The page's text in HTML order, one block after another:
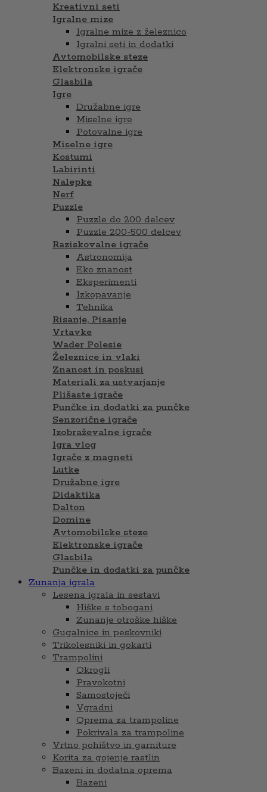
Kreativni seti
Igralne mize
Igralne mize z železnico
Igralni seti in dodatki
Avtomobilske steze
Elektronske igrače
Glasbila
Igre
Družabne igre
Miselne igre
Potovalne igre
Miselne igre
Kostumi
Labirinti
Nalepke
Nerf
Puzzle
Puzzle do 200 delcev
Puzzle 200-500 delcev
Raziskovalne igrače
Astronomija
Eko znanost
Eksperimenti
Izkopavanje
Tehnika
Risanje, Pisanje
Vrtavke
Wader Polesie
Železnice in vlaki
Znanost in poskusi
Materiali za ustvarjanje
Plišaste igrače
Punčke in dodatki za punčke
Senzorične igrače
Izobraževalne igrače
Igra vlog
Igrače z magneti
Lutke
Družabne igre
Didaktika
Dalton
Domine
Avtomobilske steze
Elektronske igrače
Glasbila
Punčke in dodatki za punčke
Zunanja igrala
Lesena igrala in sestavi
Hiške s tobogani
Zunanje otroške hiške
Gugalnice in peskovniki
Trikolesniki in gokarti
Trampolini
Okrogli
Pravokotni
Samostoječi
Vgradni
Oprema za trampoline
Pokrivala za trampoline
Vrtno pohištvo in garniture
Korita za gojenje rastlin
Bazeni in dodatna oprema
Bazeni